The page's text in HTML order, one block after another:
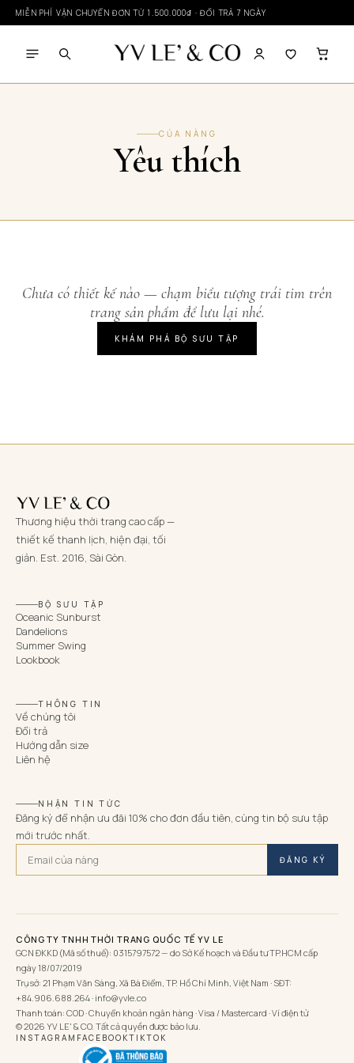
MIỄN PHÍ VẬN CHUYỂN ĐƠN TỪ 1.500.000₫ · ĐỔI TRẢ 7 NGÀY
CỦA NÀNG
Yêu thích
Chưa có thiết kế nào — chạm biểu tượng trái tim trên
trang sản phẩm để lưu lại nhé.
KHÁM PHÁ BỘ SƯU TẬP
Thương hiệu thời trang cao cấp —
thiết kế thanh lịch, hiện đại, tối
giản. Est. 2016, Sài Gòn.
BỘ SƯU TẬP
Oceanic Sunburst
Dandelions
Summer Swing
Lookbook
THÔNG TIN
Về chúng tôi
Đổi trả
Hướng dẫn size
Liên hệ
NHẬN TIN TỨC
Đăng ký để nhận ưu đãi 10% cho đơn đầu tiên, cùng tin bộ sưu tập
mới trước nhất.
ĐĂNG KÝ
CÔNG TY TNHH THỜI TRANG QUỐC TẾ YV LE
GCN ĐKKD (Mã số thuế): 0315797572 — do Sở Kế hoạch và Đầu tư TP.HCM cấp
ngày 18/07/2019
Trụ sở: 21 Phạm Văn Sáng, Xã Bà Điểm, TP. Hồ Chí Minh, Việt Nam · SĐT:
+84.906.688.264 · info@yvle.co
Thanh toán: COD · Chuyển khoản ngân hàng · Visa / Mastercard · Ví điện tử
© 2026 YV LE' & CO. Tất cả quyền được bảo lưu.
INSTAGRAM FACEBOOKTIKTOK